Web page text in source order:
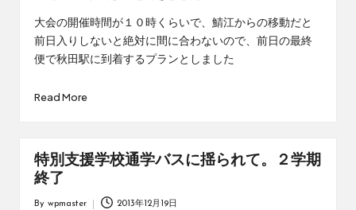
大会の開催時間が１０時くらいで、鯖江からの移動だと
前日入りしないと絶対に間に合わないので、前日の最終
便で秋田駅に到着するプランとしました
Read More
特別支援学校通学バスに揺られて。２学期
終了
By wpmaster 2013年12月19日